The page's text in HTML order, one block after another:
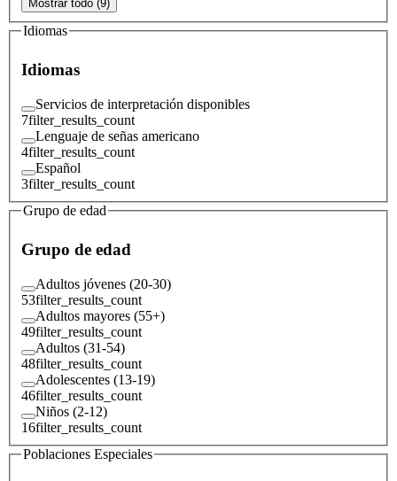
Mostrar todo (9)
Idiomas
Idiomas
Servicios de interpretación disponibles
7filter_results_count
Lenguaje de señas americano
4filter_results_count
Español
3filter_results_count
Grupo de edad
Grupo de edad
Adultos jóvenes (20-30)
53filter_results_count
Adultos mayores (55+)
49filter_results_count
Adultos (31-54)
48filter_results_count
Adolescentes (13-19)
46filter_results_count
Niños (2-12)
16filter_results_count
Poblaciones Especiales